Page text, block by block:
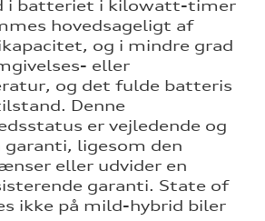
i batteriet i kilowatt-timer
hovedsageligt af
og i mindre grad
eller
og det fulde batteris
Denne
er vejledende og
garanti, ligesom den
eller udvider en
garanti. State of
ikke på mild-hybrid biler